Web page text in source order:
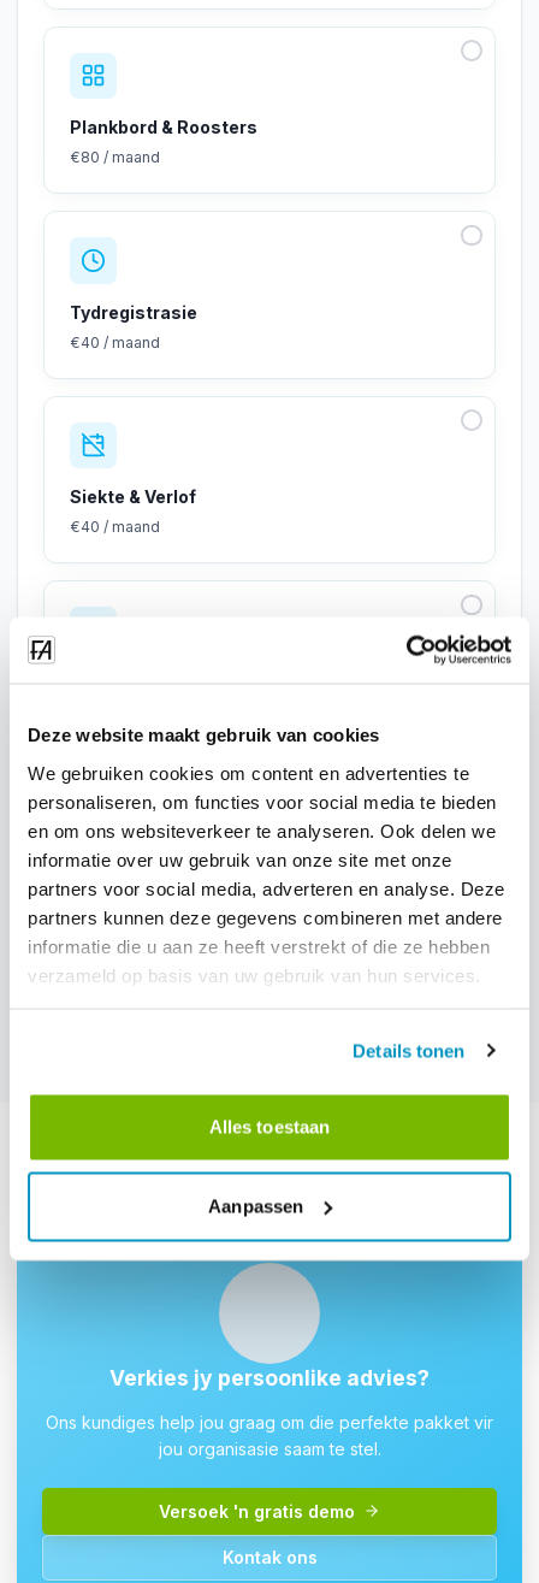
Deze website maakt gebruik van cookies
We gebruiken cookies om content en advertenties te
personaliseren, om functies voor social media te bieden
en om ons websiteverkeer te analyseren. Ook delen we
informatie over uw gebruik van onze site met onze
partners voor social media, adverteren en analyse. Deze
partners kunnen deze gegevens combineren met andere
informatie die u aan ze heeft verstrekt of die ze hebben
verzameld op basis van uw gebruik van hun services.
Details tonen
Alles toestaan
Aanpassen
Plankbord & Roosters
€80 / maand
Tydregistrasie
€40 / maand
Siekte & Verlof
€40 / maand
Batebestuur
€40 / maand
Volgende →
Verkies jy persoonlike advies?
Ons kundiges help jou graag om die perfekte pakket vir
jou organisasie saam te stel.
Versoek 'n gratis demo
Kontak ons